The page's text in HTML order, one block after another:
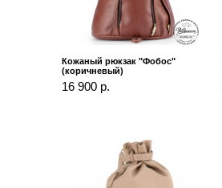
Кожаный рюкзак "Фобос"
(коричневый)
16 900 р.